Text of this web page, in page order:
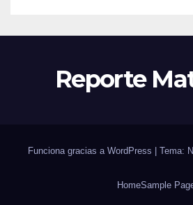
Reporte
Funciona gracias a WordPress Tema:
HomeSample